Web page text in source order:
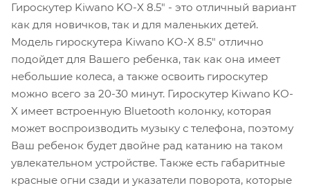
Гироскутер Kiwano KO-X 8.5" - это отличный вариант
как для новичков, так и для маленьких детей.
Модель гироскутера Kiwano KO-X 8.5" отлично
подойдет для Вашего ребенка, так как она имеет
небольшие колеса, а также освоить гироскутер
можно всего за 20-30 минут. Гироскутер Kiwano KO-
X имеет встроенную Bluetooth колонку, которая
может воспроизводить музыку с телефона, поэтому
Ваш ребенок будет двойне рад катанию на таком
увлекательном устройстве. Также есть габаритные
красные огни сзади и указатели поворота, которые